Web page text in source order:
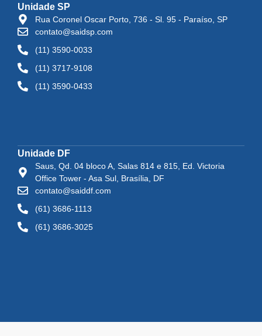
Unidade SP
Rua Coronel Oscar Porto, 736 - Sl. 95 - Paraíso, SP
contato@saidsp.com
(11) 3590-0033
(11) 3717-9108
(11) 3590-0433
Unidade DF
Saus, Qd. 04 bloco A, Salas 814 e 815, Ed. Victoria
Office Tower - Asa Sul, Brasília, DF
contato@saiddf.com
(61) 3686-1113
(61) 3686-3025